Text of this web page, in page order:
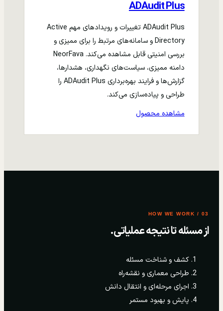
ADAudit Plus
ADAudit Plus تغییرات و رویدادهای مهم Active
Directory و سامانه‌های مرتبط را برای ممیزی و
بررسی امنیتی قابل مشاهده می‌کند. NeorFava
دامنه ممیزی، سیاست‌های نگهداری، هشدارها،
گزارش‌ها و فرایند بهره‌برداری ADAudit Plus را
طراحی و پیاده‌سازی می‌کند.
مشاهده محصول
03 / HOW WE WORK
از مسئله تا نتیجه عملیاتی.
کشف و شناخت مسئله
طراحی معماری و نقشه‌راه
اجرای مرحله‌ای و انتقال دانش
پایش و بهبود مستمر